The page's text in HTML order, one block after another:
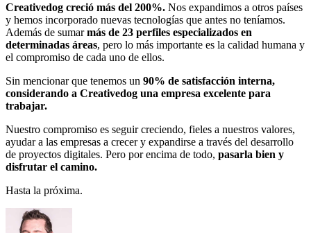
Creativedog creció más del 200%. Nos expandimos a otros países
y hemos incorporado nuevas tecnologías que antes no teníamos.
Además de sumarmás de 23 perfiles especializados en
determinadas áreas, pero lo más importante es la calidad humana y
el compromiso de cada uno de ellos.
Sin mencionar que tenemos un 90% de satisfacción interna,
considerando a Creativedog una empresa excelente para
trabajar.
Nuestro compromiso es seguir creciendo, fieles a nuestros valores,
ayudar a las empresas a crecer y expandirse a través del desarrollo
de proyectos digitales. Pero por encima de todo, pasarla bien y
disfrutar el camino.
Hasta la próxima.